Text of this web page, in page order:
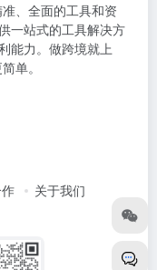
、全面的工具和资
一站式的工具解决方
能力。做跨境就上
单。
关于我们